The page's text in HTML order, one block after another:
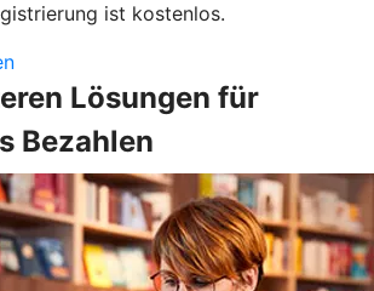
ist kostenlos.
Lösungen für
Bezahlen